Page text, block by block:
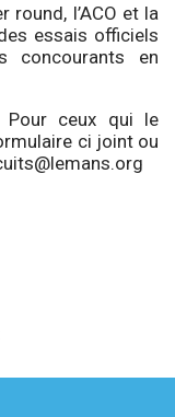
round, l’ACO et la
essais officiels
concourants en
ceux qui le
ci joint ou